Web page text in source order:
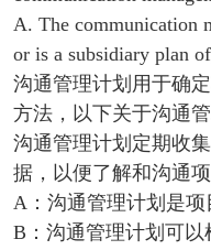
A. The communication
or is a subsidiary plan
沟通管理计划用于确
方法，以下关于沟通
沟通管理计划定期收
据，以便了解和沟通
A：沟通管理计划是
B：沟通管理计划可